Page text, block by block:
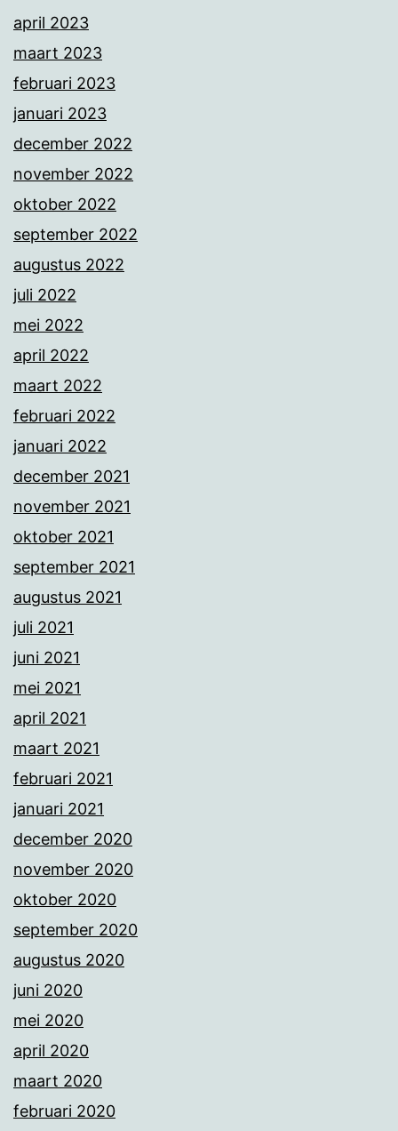
april 2023
maart 2023
februari 2023
januari 2023
december 2022
november 2022
oktober 2022
september 2022
augustus 2022
juli 2022
mei 2022
april 2022
maart 2022
februari 2022
januari 2022
december 2021
november 2021
oktober 2021
september 2021
augustus 2021
juli 2021
juni 2021
mei 2021
april 2021
maart 2021
februari 2021
januari 2021
december 2020
november 2020
oktober 2020
september 2020
augustus 2020
juni 2020
mei 2020
april 2020
maart 2020
februari 2020